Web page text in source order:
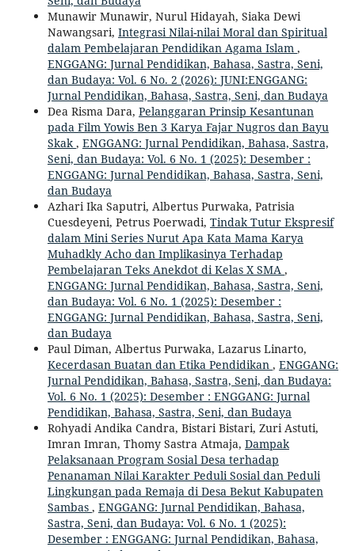
Munawir Munawir, Nurul Hidayah, Siaka Dewi
Nawangsari, Integrasi Nilai-nilai Moral dan Spiritual
dalam Pembelajaran Pendidikan Agama Islam ,
ENGGANG: Jurnal Pendidikan, Bahasa, Sastra, Seni,
dan Budaya: Vol. 6 No. 2 (2026): JUNI:ENGGANG:
Jurnal Pendidikan, Bahasa, Sastra, Seni, dan Budaya
Dea Risma Dara, Pelanggaran Prinsip Kesantunan
pada Film Yowis Ben 3 Karya Fajar Nugros dan Bayu
Skak, ENGGANG: Jurnal Pendidikan, Bahasa, Sastra,
Seni, dan Budaya: Vol. 6 No. 1 (2025): Desember :
ENGGANG: Jurnal Pendidikan, Bahasa, Sastra, Seni,
dan Budaya
Azhari Ika Saputri, Albertus Purwaka, Patrisia
Cuesdeyeni, Petrus Poerwadi, Tindak Tutur Ekspresif
dalam Mini Series Nurut Apa Kata Mama Karya
Muhadkly Acho dan Implikasinya Terhadap
Pembelajaran Teks Anekdot di Kelas X SMA ,
ENGGANG: Jurnal Pendidikan, Bahasa, Sastra, Seni,
dan Budaya: Vol. 6 No. 1 (2025): Desember :
ENGGANG: Jurnal Pendidikan, Bahasa, Sastra, Seni,
dan Budaya
Paul Diman, Albertus Purwaka, Lazarus Linarto,
Kecerdasan Buatan dan Etika Pendidikan , ENGGANG:
Jurnal Pendidikan, Bahasa, Sastra, Seni, dan Budaya:
Vol. 6 No. 1 (2025): Desember : ENGGANG: Jurnal
Pendidikan, Bahasa, Sastra, Seni, dan Budaya
Rohyadi Andika Candra, Bistari Bistari, Zuri Astuti,
Imran Imran, Thomy Sastra Atmaja, Dampak
Pelaksanaan Program Sosial Desa terhadap
Penanaman Nilai Karakter Peduli Sosial dan Peduli
Lingkungan pada Remaja di Desa Bekut Kabupaten
Sambas , ENGGANG: Jurnal Pendidikan, Bahasa,
Sastra, Seni, dan Budaya: Vol. 6 No. 1 (2025):
Desember : ENGGANG: Jurnal Pendidikan, Bahasa,